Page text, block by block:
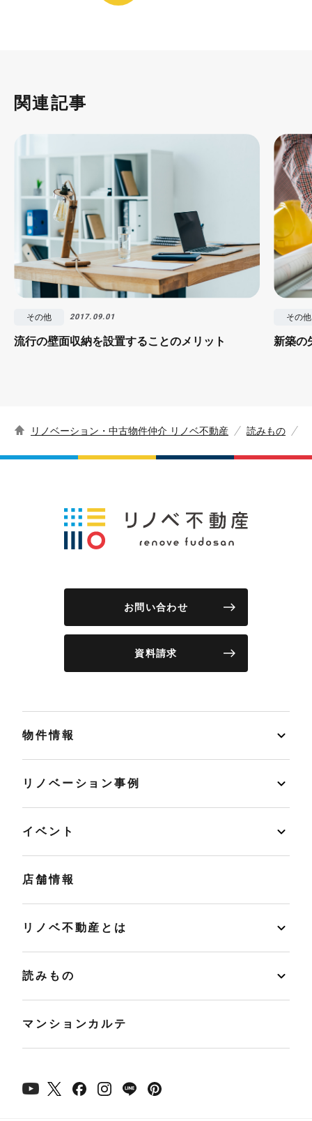
関連記事
その他 2017.09.01
流行の壁面収納を設置することのメリット
その他
新築の
リノベーション・中古物件仲介 リノベ不動産 読みもの
お問い合わせ
資料請求
物件情報
リノベーション事例
イベント
店舗情報
リノベ不動産とは
読みもの
マンションカルテ